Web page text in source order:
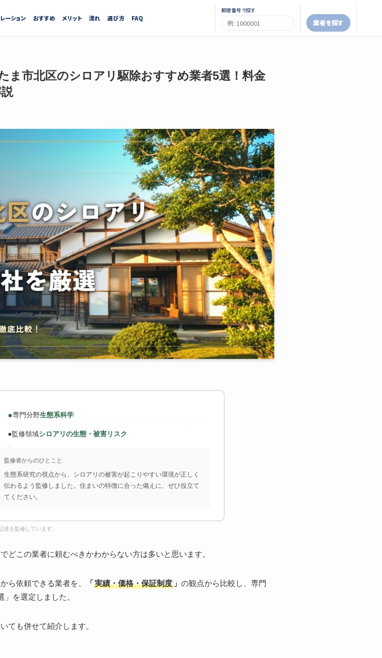
ーション おすすめ メリット 流れ 選び方 FAQ
郵便番号で探す
業者を探す
ま市北区のシロアリ駆除おすすめ業者5選！料金
●専門分野生態系科学
●監修領域シロアリの生態・被害リスク
監修者からのひとこと
生態系研究の視点から、シロアリの被害が起こりやすい環境が正しく
伝わるよう監修しました。住まいの特徴に合った備えに、ぜひ役立て
てください。
を監修しています。
どこの業者に頼むべきかわからない方は多いと思います。
ら依頼できる業者を、 「 実績・価格・保証制度 」 の観点から比較し、専門
を選定しました。
ても併せて紹介します。